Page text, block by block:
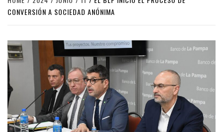
CONVERSIÓN A SOCIEDAD ANÓNIMA